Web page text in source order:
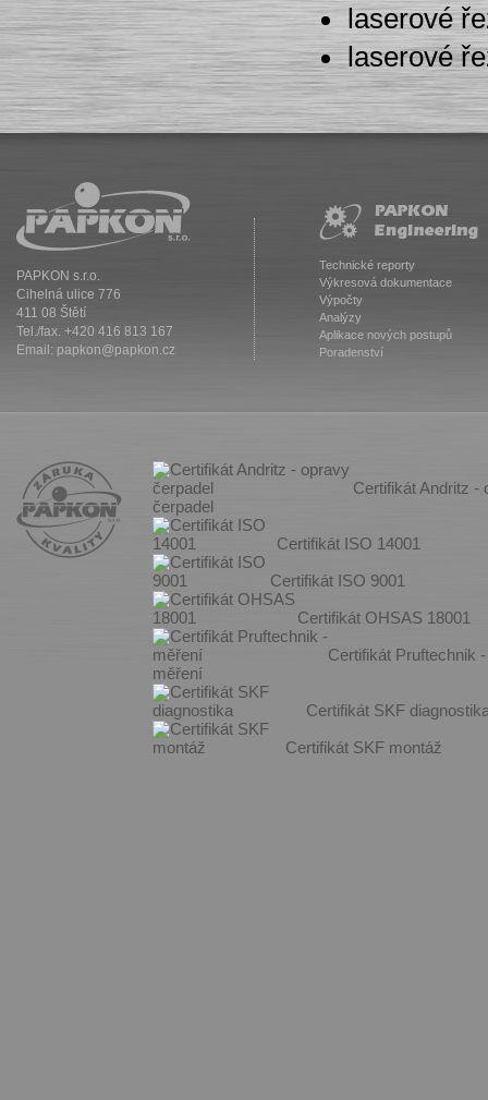
laserové
laserové
PAPKON s.r.o.
Cihelná ulice 776
411 08 Štětí
Tel./fax. +420 416 813 167
Email: papkon@papkon.cz
Technické reporty
Výkresová dokumentace
Výpočty
Analýzy
Aplikace nových postupů
Poradenství
Certifikát Andritz -
čerpadel
Certifikát ISO 14001
Certifikát ISO 9001
Certifikát OHSAS 18001
Certifikát Pruftechnik -
měření
Certifikát SKF
Certifikát SKF montáž